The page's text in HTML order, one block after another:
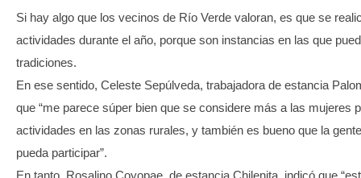
Si hay algo que los vecinos de Río Verde valoran, es que se
actividades durante el año, porque son instancias en las que
tradiciones.
En ese sentido, Celeste Sepúlveda, trabajadora de estancia
que “me parece súper bien que se considere más a las mujeres
actividades en las zonas rurales, y también es bueno que la
pueda participar”.
En tanto, Rosalino Coyopae, de estancia Chilenita, indicó que